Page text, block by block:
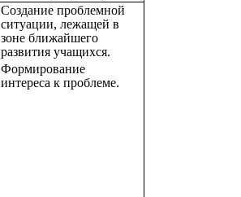
Создание проблемной
ситуации, лежащей в
зоне ближайшего
развития учащихся.
Формирование
интереса к проблеме.